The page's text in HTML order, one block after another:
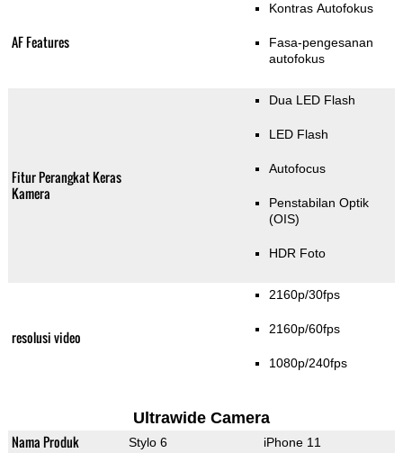
AF Features
Kontras Autofokus
Fasa-pengesanan
autofokus
Fitur Perangkat Keras
Kamera
Dua LED Flash
LED Flash
Autofocus
Penstabilan Optik
(OIS)
HDR Foto
resolusi video
2160p/30fps
2160p/60fps
1080p/240fps
Ultrawide Camera
Nama Produk Stylo 6 iPhone 11